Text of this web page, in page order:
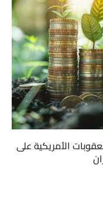
الأمريكية على